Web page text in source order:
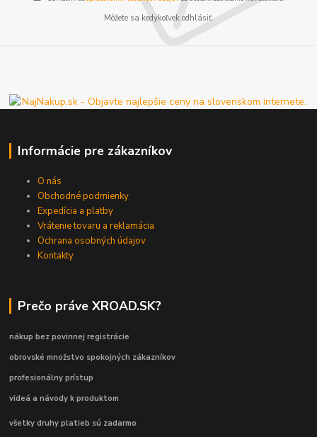
Môžete sa kedykoľvek odhlásiť.
Informácie pre zákazníkov
O nás
Obchodné podmienky
Expedícia a platby
Vrátenie tovaru a reklamácia
Ochrana osobných údajov
Kontakty
Prečo práve XROAD.SK?
nákup bez povinnej registrácie
obrovské množstvo spokojných zákazníkov
profesionálny prístup
videá a návody k produktom
všetky druhy platieb sú zadarmo